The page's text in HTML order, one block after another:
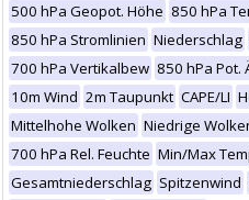
500 hPa Geopot. Höhe 850 hPa
850 hPa Stromlinien Niederschlag
700 hPa Vertikalbew 850 hPa Pot.
10m Wind 2m Taupunkt CAPE/LI
Mittelhohe Wolken Niedrige
700 hPa Rel. Feuchte Min/Max
Gesamtniederschlag Spitzenwind